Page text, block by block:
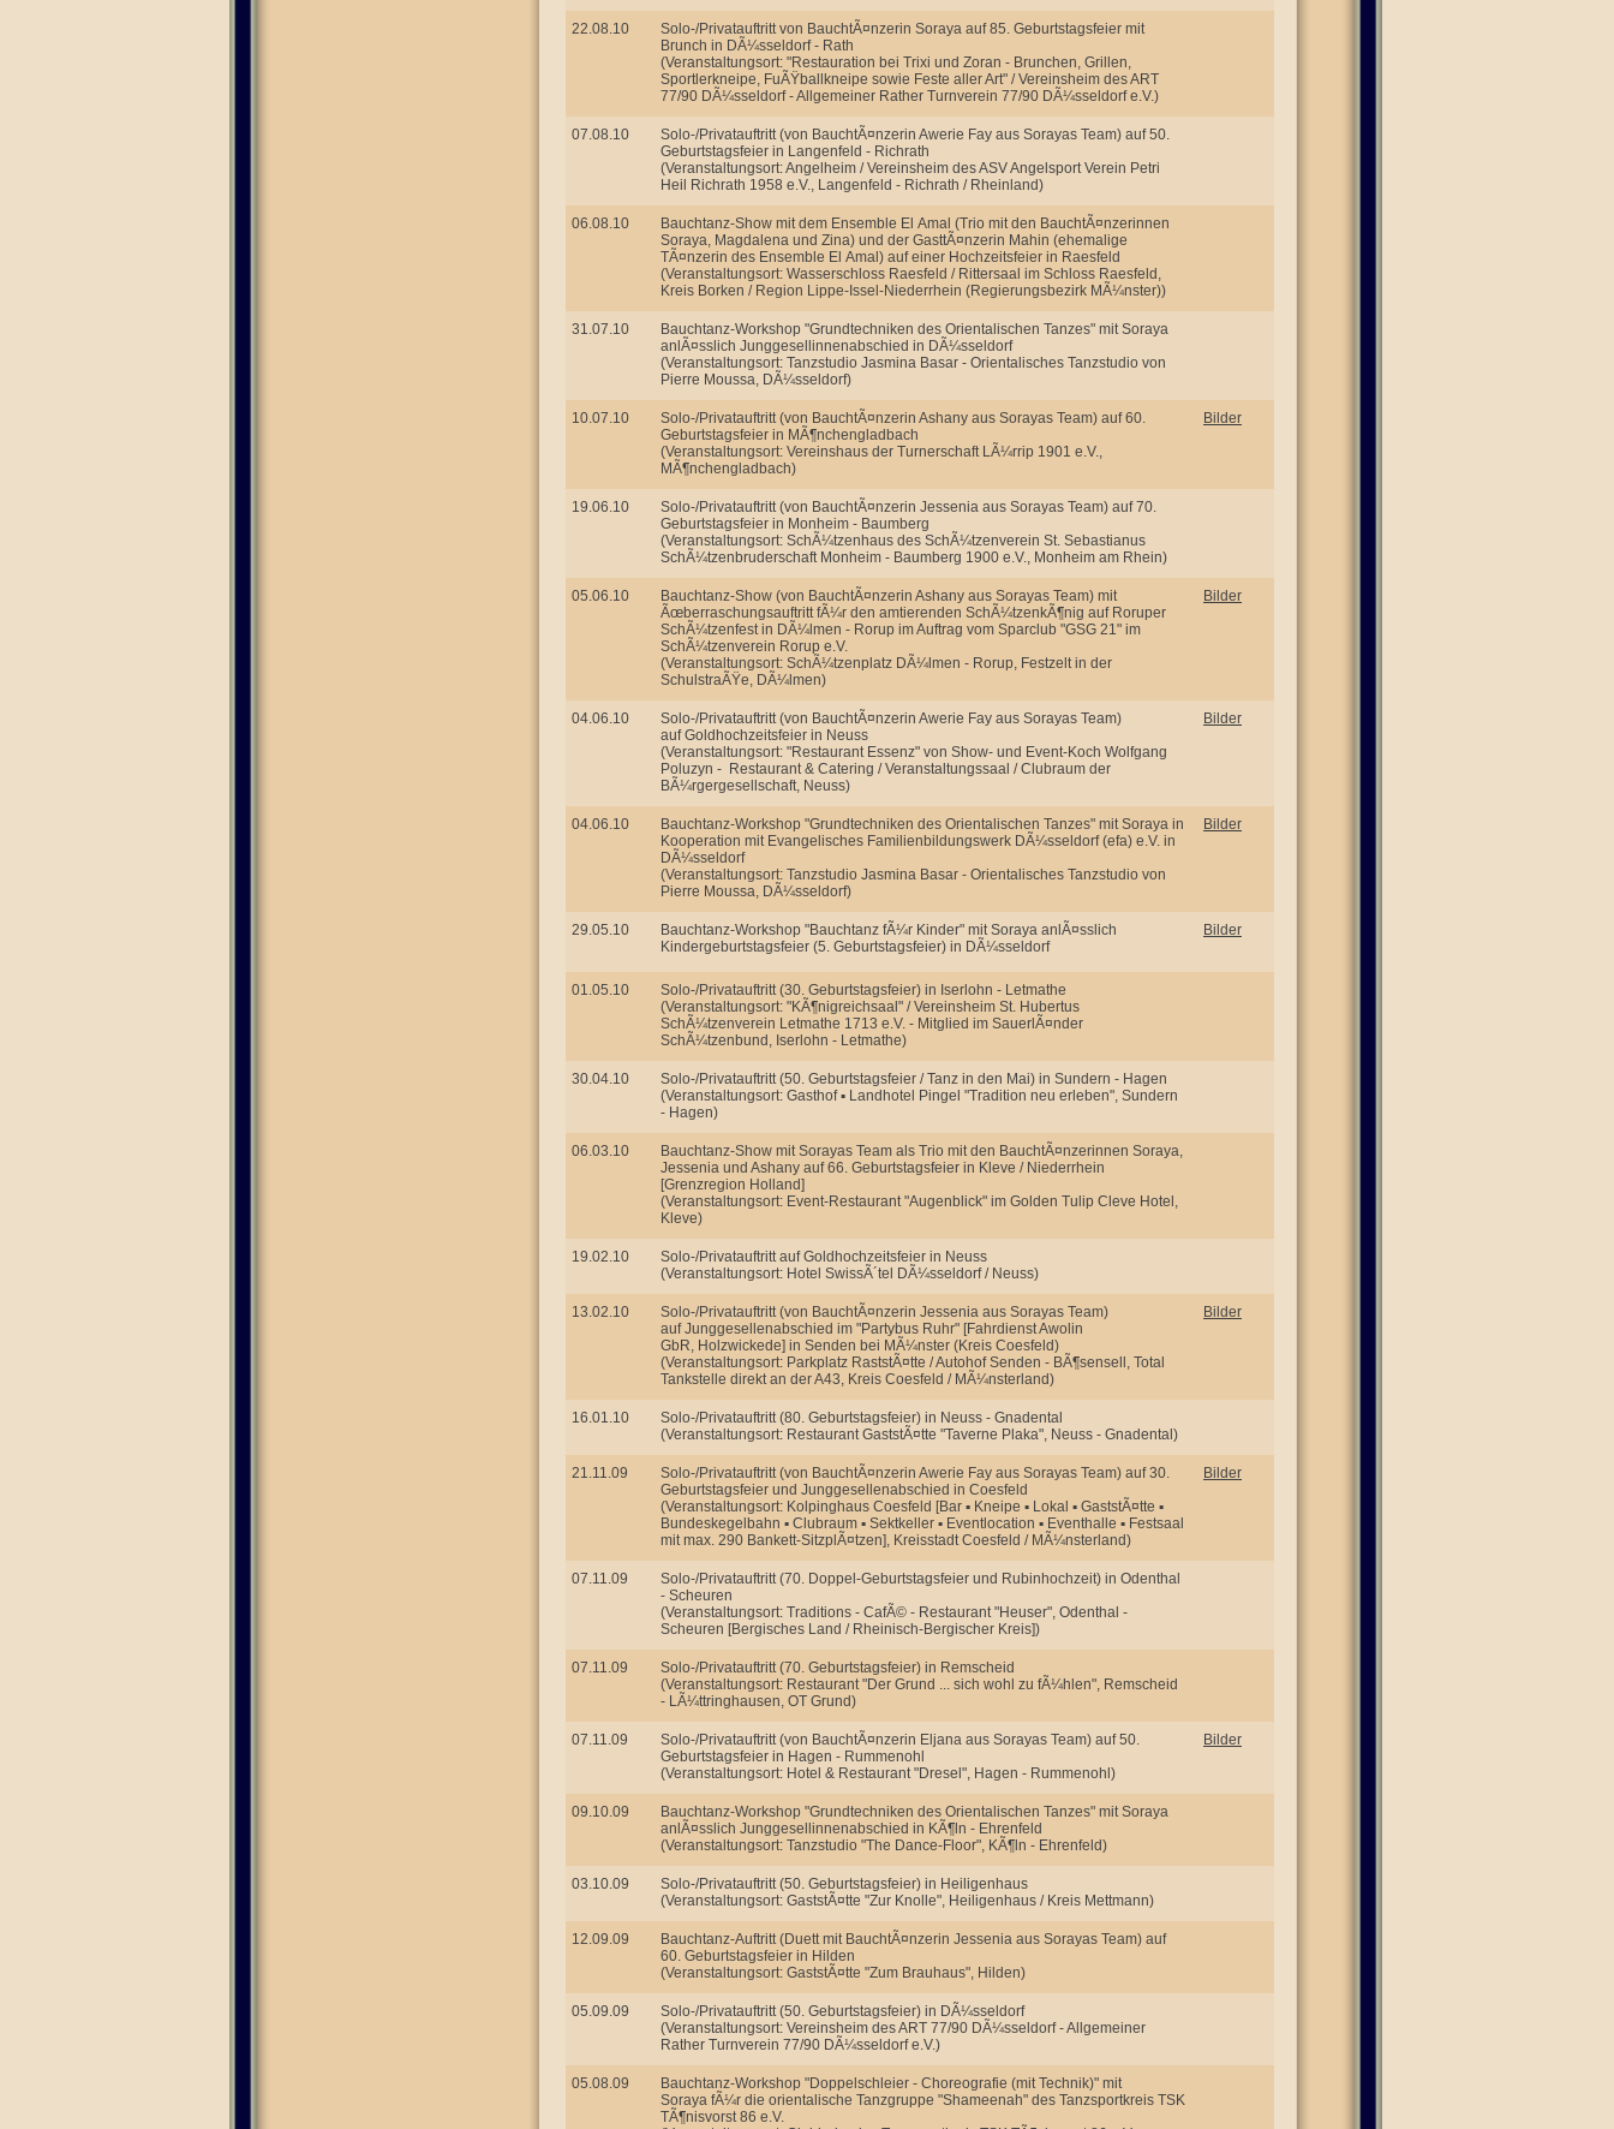
22.08.10
Solo-/Privatauftritt von BauchtÃ¤nzerin Soraya auf 85. Geburtstagsfeier mit
Brunch in DÃ¼sseldorf - Rath
(Veranstaltungsort: "Restauration bei Trixi und Zoran - Brunchen, Grillen,
Sportlerkneipe, FuÃŸballkneipe sowie Feste aller Art" / Vereinsheim des ART
77/90 DÃ¼sseldorf - Allgemeiner Rather Turnverein 77/90 DÃ¼sseldorf e.V.)
07.08.10
Solo-/Privatauftritt (von BauchtÃ¤nzerin Awerie Fay aus Sorayas Team) auf 50.
Geburtstagsfeier in Langenfeld - Richrath
(Veranstaltungsort: Angelheim / Vereinsheim des ASV Angelsport Verein Petri
Heil Richrath 1958 e.V., Langenfeld - Richrath / Rheinland)
06.08.10
Bauchtanz-Show mit dem Ensemble El Amal (Trio mit den BauchtÃ¤nzerinnen
Soraya, Magdalena und Zina) und der GasttÃ¤nzerin Mahin (ehemalige
TÃ¤nzerin des Ensemble El Amal) auf einer Hochzeitsfeier in Raesfeld
(Veranstaltungsort: Wasserschloss Raesfeld / Rittersaal im Schloss Raesfeld,
Kreis Borken / Region Lippe-Issel-Niederrhein (Regierungsbezirk MÃ¼nster))
31.07.10
Bauchtanz-Workshop "Grundtechniken des Orientalischen Tanzes" mit Soraya
anlÃ¤sslich Junggesellinnenabschied in DÃ¼sseldorf
(Veranstaltungsort: Tanzstudio Jasmina Basar - Orientalisches Tanzstudio von
Pierre Moussa, DÃ¼sseldorf)
10.07.10
Solo-/Privatauftritt (von BauchtÃ¤nzerin Ashany aus Sorayas Team) auf 60.
Geburtstagsfeier in MÃ¶nchengladbach
(Veranstaltungsort: Vereinshaus der Turnerschaft LÃ¼rrip 1901 e.V.,
MÃ¶nchengladbach)
Bilder
19.06.10
Solo-/Privatauftritt (von BauchtÃ¤nzerin Jessenia aus Sorayas Team) auf 70.
Geburtstagsfeier in Monheim - Baumberg
(Veranstaltungsort: SchÃ¼tzenhaus des SchÃ¼tzenverein St. Sebastianus
SchÃ¼tzenbruderschaft Monheim - Baumberg 1900 e.V., Monheim am Rhein)
05.06.10
Bauchtanz-Show (von BauchtÃ¤nzerin Ashany aus Sorayas Team) mit
Ãœberraschungsauftritt fÃ¼r den amtierenden SchÃ¼tzenkÃ¶nig auf Roruper
SchÃ¼tzenfest in DÃ¼lmen - Rorup im Auftrag vom Sparclub "GSG 21" im
SchÃ¼tzenverein Rorup e.V.
(Veranstaltungsort: SchÃ¼tzenplatz DÃ¼lmen - Rorup, Festzelt in der
SchulstraÃŸe, DÃ¼lmen)
Bilder
04.06.10
Solo-/Privatauftritt (von BauchtÃ¤nzerin Awerie Fay aus Sorayas Team)
auf Goldhochzeitsfeier in Neuss
(Veranstaltungsort: "Restaurant Essenz" von Show- und Event-Koch Wolfgang
Poluzyn - Restaurant & Catering / Veranstaltungssaal / Clubraum der
BÃ¼rgergesellschaft, Neuss)
Bilder
04.06.10
Bauchtanz-Workshop "Grundtechniken des Orientalischen Tanzes" mit Soraya in
Kooperation mit Evangelisches Familienbildungswerk DÃ¼sseldorf (efa) e.V. in
DÃ¼sseldorf
(Veranstaltungsort: Tanzstudio Jasmina Basar - Orientalisches Tanzstudio von
Pierre Moussa, DÃ¼sseldorf)
Bilder
29.05.10
Bauchtanz-Workshop "Bauchtanz fÃ¼r Kinder" mit Soraya anlÃ¤sslich
Kindergeburtstagsfeier (5. Geburtstagsfeier) in DÃ¼sseldorf
Bilder
01.05.10
Solo-/Privatauftritt (30. Geburtstagsfeier) in Iserlohn - Letmathe
(Veranstaltungsort: "KÃ¶nigreichsaal" / Vereinsheim St. Hubertus
SchÃ¼tzenverein Letmathe 1713 e.V. - Mitglied im SauerlÃ¤nder
SchÃ¼tzenbund, Iserlohn - Letmathe)
30.04.10
Solo-/Privatauftritt (50. Geburtstagsfeier / Tanz in den Mai) in Sundern - Hagen
(Veranstaltungsort: Gasthof ▪ Landhotel Pingel "Tradition neu erleben", Sundern
- Hagen)
06.03.10
Bauchtanz-Show mit Sorayas Team als Trio mit den BauchtÃ¤nzerinnen Soraya,
Jessenia und Ashany auf 66. Geburtstagsfeier in Kleve / Niederrhein
[Grenzregion Holland]
(Veranstaltungsort: Event-Restaurant "Augenblick" im Golden Tulip Cleve Hotel,
Kleve)
19.02.10
Solo-/Privatauftritt auf Goldhochzeitsfeier in Neuss
(Veranstaltungsort: Hotel SwissÃ´tel DÃ¼sseldorf / Neuss)
13.02.10
Solo-/Privatauftritt (von BauchtÃ¤nzerin Jessenia aus Sorayas Team)
auf Junggesellenabschied im "Partybus Ruhr" [Fahrdienst Awolin
GbR, Holzwickede] in Senden bei MÃ¼nster (Kreis Coesfeld)
(Veranstaltungsort: Parkplatz RaststÃ¤tte / Autohof Senden - BÃ¶sensell, Total
Tankstelle direkt an der A43, Kreis Coesfeld / MÃ¼nsterland)
Bilder
16.01.10
Solo-/Privatauftritt (80. Geburtstagsfeier) in Neuss - Gnadental
(Veranstaltungsort: Restaurant GaststÃ¤tte "Taverne Plaka", Neuss - Gnadental)
21.11.09
Solo-/Privatauftritt (von BauchtÃ¤nzerin Awerie Fay aus Sorayas Team) auf 30.
Geburtstagsfeier und Junggesellenabschied in Coesfeld
(Veranstaltungsort: Kolpinghaus Coesfeld [Bar ▪ Kneipe ▪ Lokal ▪ GaststÃ¤tte ▪
Bundeskegelbahn ▪ Clubraum ▪ Sektkeller ▪ Eventlocation ▪ Eventhalle ▪ Festsaal
mit max. 290 Bankett-SitzplÃ¤tzen], Kreisstadt Coesfeld / MÃ¼nsterland)
Bilder
07.11.09
Solo-/Privatauftritt (70. Doppel-Geburtstagsfeier und Rubinhochzeit) in Odenthal
- Scheuren
(Veranstaltungsort: Traditions - CafÃ© - Restaurant "Heuser", Odenthal -
Scheuren [Bergisches Land / Rheinisch-Bergischer Kreis])
07.11.09
Solo-/Privatauftritt (70. Geburtstagsfeier) in Remscheid
(Veranstaltungsort: Restaurant "Der Grund ... sich wohl zu fÃ¼hlen", Remscheid
- LÃ¼ttringhausen, OT Grund)
07.11.09
Solo-/Privatauftritt (von BauchtÃ¤nzerin Eljana aus Sorayas Team) auf 50.
Geburtstagsfeier in Hagen - Rummenohl
(Veranstaltungsort: Hotel & Restaurant "Dresel", Hagen - Rummenohl)
Bilder
09.10.09
Bauchtanz-Workshop "Grundtechniken des Orientalischen Tanzes" mit Soraya
anlÃ¤sslich Junggesellinnenabschied in KÃ¶ln - Ehrenfeld
(Veranstaltungsort: Tanzstudio "The Dance-Floor", KÃ¶ln - Ehrenfeld)
03.10.09
Solo-/Privatauftritt (50. Geburtstagsfeier) in Heiligenhaus
(Veranstaltungsort: GaststÃ¤tte "Zur Knolle", Heiligenhaus / Kreis Mettmann)
12.09.09
Bauchtanz-Auftritt (Duett mit BauchtÃ¤nzerin Jessenia aus Sorayas Team) auf
60. Geburtstagsfeier in Hilden
(Veranstaltungsort: GaststÃ¤tte "Zum Brauhaus", Hilden)
05.09.09
Solo-/Privatauftritt (50. Geburtstagsfeier) in DÃ¼sseldorf
(Veranstaltungsort: Vereinsheim des ART 77/90 DÃ¼sseldorf - Allgemeiner
Rather Turnverein 77/90 DÃ¼sseldorf e.V.)
05.08.09
Bauchtanz-Workshop "Doppelschleier - Choreografie (mit Technik)" mit
Soraya fÃ¼r die orientalische Tanzgruppe "Shameenah" des Tanzsportkreis TSK
TÃ¶nisvorst 86 e.V.